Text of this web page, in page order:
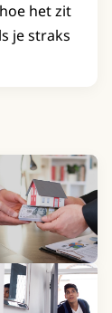
het zit
je straks